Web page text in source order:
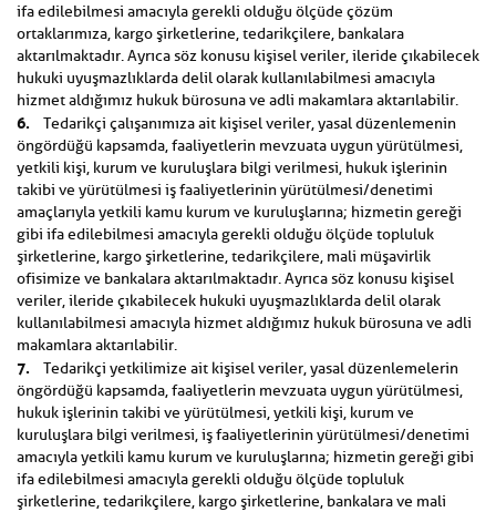
ifa edilebilmesi amacıyla gerekli olduğu ölçüde çözüm
ortaklarımıza, kargo şirketlerine, tedarikçilere, bankalara
aktarılmaktadır. Ayrıca söz konusu kişisel veriler, ileride çıkabilecek
hukuki uyuşmazlıklarda delil olarak kullanılabilmesi amacıyla
hizmet aldığımız hukuk bürosuna ve adli makamlara aktarılabilir.
6.
Tedarikçi çalışanımıza ait kişisel veriler, yasal düzenlemenin
öngördüğü kapsamda, faaliyetlerin mevzuata uygun yürütülmesi,
yetkili kişi, kurum ve kuruluşlara bilgi verilmesi, hukuk işlerinin
takibi ve yürütülmesi iş faaliyetlerinin yürütülmesi/denetimi
amaçlarıyla yetkili kamu kurum ve kuruluşlarına; hizmetin gereği
gibi ifa edilebilmesi amacıyla gerekli olduğu ölçüde topluluk
şirketlerine, kargo şirketlerine, tedarikçilere, mali müşavirlik
ofisimize ve bankalara aktarılmaktadır. Ayrıca söz konusu kişisel
veriler, ileride çıkabilecek hukuki uyuşmazlıklarda delil olarak
kullanılabilmesi amacıyla hizmet aldığımız hukuk bürosuna ve adli
makamlara aktarılabilir.
7. Tedarikçi yetkilimize ait kişisel veriler, yasal düzenlemelerin
öngördüğü kapsamda, faaliyetlerin mevzuata uygun yürütülmesi,
hukuk işlerinin takibi ve yürütülmesi, yetkili kişi, kurum ve
kuruluşlara bilgi verilmesi, iş faaliyetlerinin yürütülmesi/denetimi
amacıyla yetkili kamu kurum ve kuruluşlarına; hizmetin gereği gibi
ifa edilebilmesi amacıyla gerekli olduğu ölçüde topluluk
şirketlerine, tedarikçilere, kargo şirketlerine, bankalara ve mali